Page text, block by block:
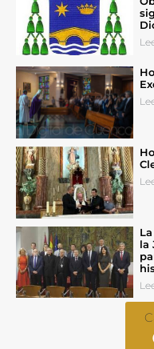
la